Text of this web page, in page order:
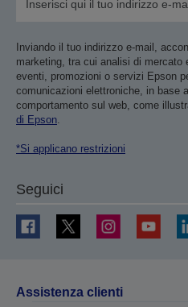
Inviando il tuo indirizzo e-mail,
marketing, tra cui analisi di mercato
eventi, promozioni o servizi Epson
comunicazioni elettroniche, in base
comportamento sul web, come
di Epson
*Si applicano restrizioni
Seguici
Assistenza clienti